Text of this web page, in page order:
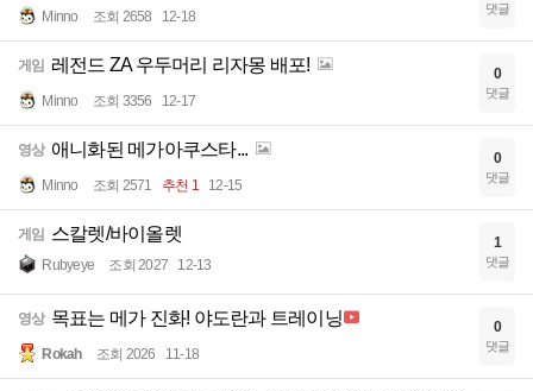
Minno 조회 2658 12-18 댓글
게임 레전드 ZA 우두머리 리자몽 배포!
Minno 조회 3356 12-17
0
댓글
영상 애니화된 메가아쿠스타...
Minno 조회 2571 추천 1 12-15
0
댓글
게임 스칼렛/바이올렛
Rubyeye 조회 2027 12-13
1
댓글
영상 목표는 메가 진화! 야도란과 트레이닝
Rokah 조회 2026 11-18
0
댓글